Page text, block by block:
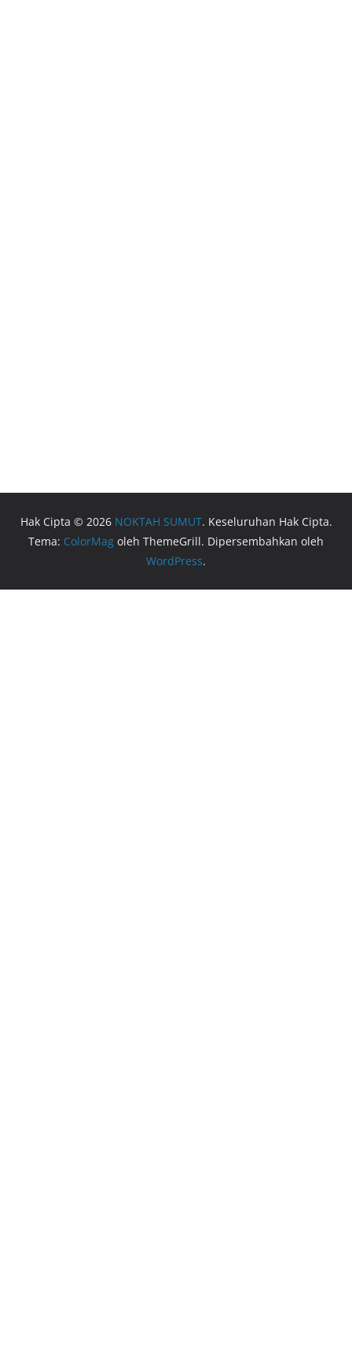
Hak Cipta © 2026 NOKTAH SUMUT. Keseluruhan Hak Cipta.
Tema: ColorMag oleh ThemeGrill. Dipersembahkan oleh
WordPress.